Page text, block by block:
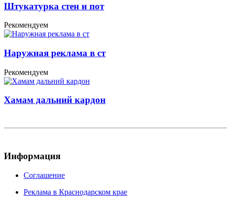
Штукатурка стен и пот
Рекомендуем
Наружная реклама в ст
Рекомендуем
Хамам дальний кардон
Информация
Соглашение
Реклама в Краснодарском крае